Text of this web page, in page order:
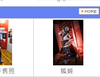
舊照 狐姬